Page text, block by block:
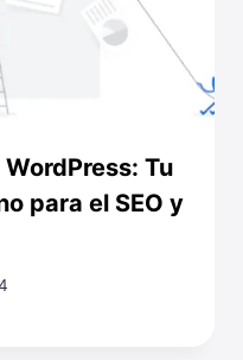
Tu
para el SEO y